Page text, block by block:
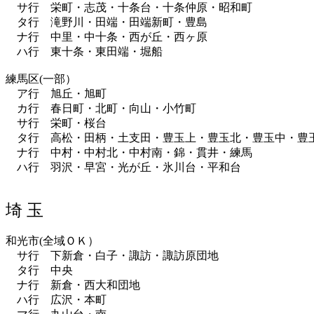
サ行 栄町・志茂・十条台・十条仲原・昭和町
タ行 滝野川・田端・田端新町・豊島
ナ行 中里・中十条・西が丘・西ヶ原
ハ行 東十条・東田端・堀船
練馬区(一部）
ア行 旭丘・旭町
カ行 春日町・北町・向山・小竹町
サ行 栄町・桜台
タ行 高松・田柄・土支田・豊玉上・豊玉北・豊玉中・豊
ナ行 中村・中村北・中村南・錦・貫井・練馬
ハ行 羽沢・早宮・光が丘・氷川台・平和台
埼 玉
和光市(全域ＯＫ）
サ行 下新倉・白子・諏訪・諏訪原団地
タ行 中央
ナ行 新倉・西大和団地
ハ行 広沢・本町